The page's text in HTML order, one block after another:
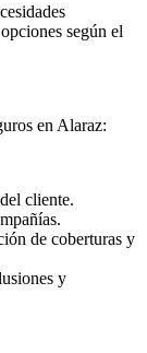
según el
en Alaraz:
cliente.
de coberturas y
y